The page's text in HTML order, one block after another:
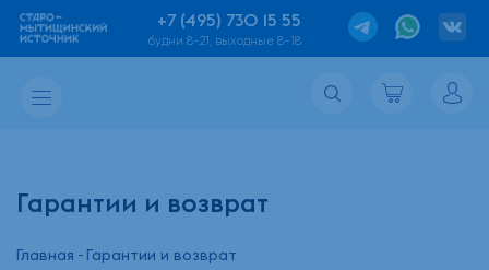
+7 (495) 730 15 55
будни 8-21, выходные 8-18
Гарантии и возврат
Главная Гарантии и возврат